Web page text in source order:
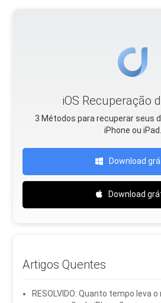
iOS Recuperação
3 Métodos para recuperar seus
iPhone ou iPad.
Download
Download
Artigos Quentes
RESOLVIDO: Quanto tempo leva